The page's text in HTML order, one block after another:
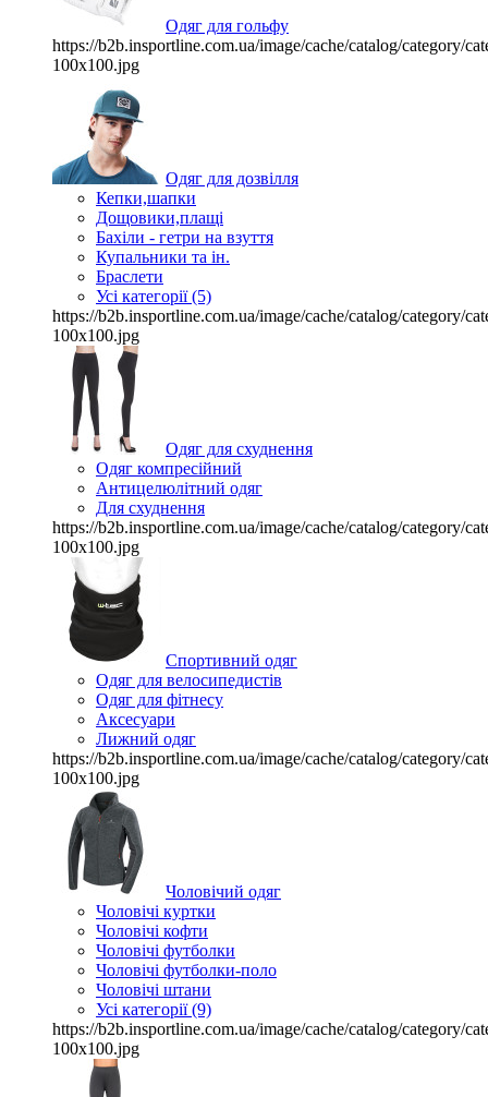
Одяг для гольфу
https://b2b.insportline.com.ua/image/cache/catalog/category/
100x100.jpg
Одяг для дозвілля
Кепки,шапки
Дощовики,плащі
Бахіли - гетри на взуття
Купальники та ін.
Браслети
Усі категорії (5)
https://b2b.insportline.com.ua/image/cache/catalog/category/
100x100.jpg
Одяг для схуднення
Одяг компресійний
Антицелюлітний одяг
Для схуднення
https://b2b.insportline.com.ua/image/cache/catalog/category/
100x100.jpg
Спортивний одяг
Одяг для велосипедистів
Одяг для фітнесу
Аксесуари
Лижний одяг
https://b2b.insportline.com.ua/image/cache/catalog/category/
100x100.jpg
Чоловічий одяг
Чоловічі куртки
Чоловічі кофти
Чоловічі футболки
Чоловічі футболки-поло
Чоловічі штани
Усі категорії (9)
https://b2b.insportline.com.ua/image/cache/catalog/category/
100x100.jpg